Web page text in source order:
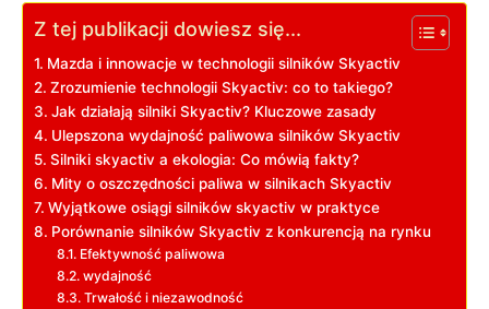
Z tej publikacji dowiesz się...
Mazda i innowacje w technologii‌ silników‌ Skyactiv
Zrozumienie technologii ​Skyactiv: co​ to takiego?
Jak działają silniki ⁢Skyactiv? Kluczowe zasady
Ulepszona wydajność paliwowa silników Skyactiv
Silniki skyactiv ‌a ekologia: Co ‌mówią⁤ fakty?
Mity o oszczędności paliwa w ‌silnikach Skyactiv
Wyjątkowe osiągi ​silników skyactiv w⁤ praktyce
Porównanie ‍silników Skyactiv ⁣z konkurencją ⁤na⁢ rynku
Efektywność paliwowa
wydajność
Trwałość i ​niezawodność